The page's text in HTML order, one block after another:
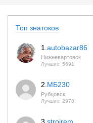
Топ знатоков
1. autobazar86
Нижневартовск
Лучших: 5691
2. МБ230
Рубцовск
Лучших: 2978
3. stroirem